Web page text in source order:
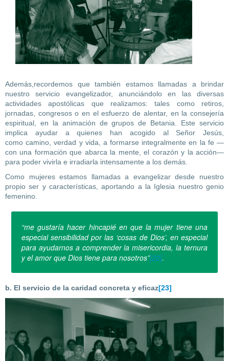
Además,recordemos que también estamos llamadas a brindar
nuestro servicio evangelizador, anunciándolo en las diversas
actividades apostólicas que realizamos: tales como retiros,
jornadas, congresos o en el esfuerzo de alentar, en la consejería
espiritual, en la animación de grupos de Betania. Este servicio
implica ayudar a quienes han acogido al Señor Jesús,
como camino, verdad y vida, a formarse integralmente en la fe —
con una formación que abarca la mente, el corazón y la acción—
para poder vivirla e irradiarla intensamente a los demás.
Como mujeres estamos llamadas a evangelizar desde nuestro
propio ser y características, aportando a la Iglesia nuestro genio
femenino.
“me gustaría hacer hincapié en que la mujer tiene una
especial sensibilidad por las ‘cosas de Dios’, en especial
para ayudarnos a comprender la misericordia, la ternura
y el amor que Dios tiene para nosotros”[22].
b. El servicio de la caridad concreta y eficaz[23]